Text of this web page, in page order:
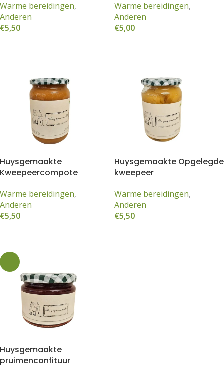
Warme bereidingen,
Anderen
€5,50
Warme bereidingen,
Anderen
€5,00
Huysgemaakte
Kweepeercompote
Warme bereidingen,
Anderen
€5,50
Huysgemaakte Opgelegde
kweepeer
Warme bereidingen,
Anderen
€5,50
Huysgemaakte
pruimenconfituur